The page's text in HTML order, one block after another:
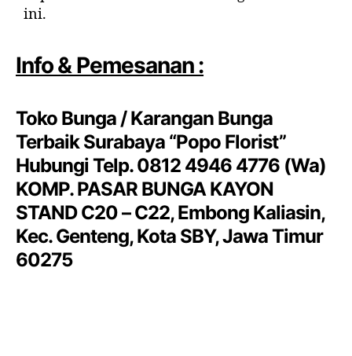
ini.
Info & Pemesanan :
Toko Bunga / Karangan Bunga
Terbaik Surabaya “Popo Florist”
Hubungi Telp. 0812 4946 4776 (Wa)
KOMP. PASAR BUNGA KAYON
STAND C20 – C22, Embong Kaliasin,
Kec. Genteng, Kota SBY, Jawa Timur
60275